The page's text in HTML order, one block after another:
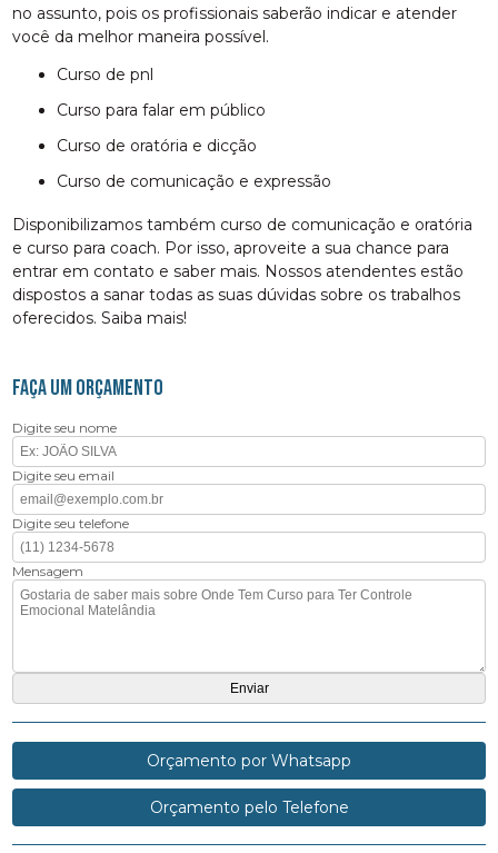
no assunto, pois os profissionais saberão indicar e atender
você da melhor maneira possível.
curso de pnl
curso para falar em público
curso de oratória e dicção
curso de comunicação e expressão
Disponibilizamos também curso de comunicação e oratória
e curso para coach. Por isso, aproveite a sua chance para
entrar em contato e saber mais. Nossos atendentes estão
dispostos a sanar todas as suas dúvidas sobre os trabalhos
oferecidos. Saiba mais!
FAÇA UM ORÇAMENTO
Digite seu nome
Digite seu email
Digite seu telefone
Mensagem
Orçamento por Whatsapp
Orçamento pelo Telefone